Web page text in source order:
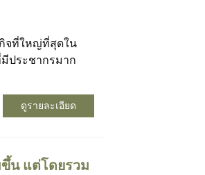
กิจที่ใหญ่ที่สุดใน
มีประชากรมาก
ดูรายละเอียด
ขึ้น แต่โดยรวม